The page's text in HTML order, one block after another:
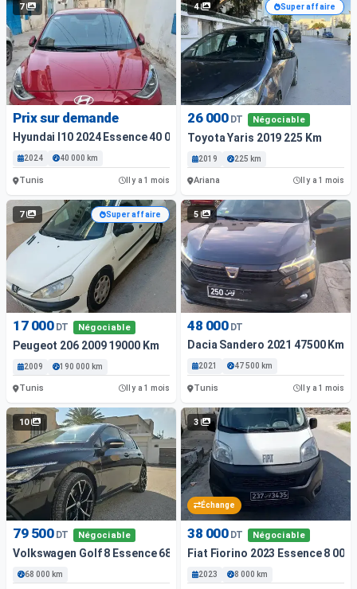
7
Prix sur demande
Hyundai I10 2024 Essence 40 000 Km
2024 40 000 km
Tunis Il y a 1 mois
4 Super affaire
26 000 DT Négociable
Toyota Yaris 2019 225 Km
2019 225 km
Ariana Il y a 1 mois
7 Super affaire
17 000 DT Négociable
Peugeot 206 2009 19000 Km
2009 190 000 km
Tunis Il y a 1 mois
5
48 000 DT
Dacia Sandero 2021 47500 Km
2021 47 500 km
Tunis Il y a 1 mois
10
79 500 DT Négociable
Volkswagen Golf 8 Essence 68 000 Km
68 000 km
3
Échange
38 000 DT Négociable
Fiat Fiorino 2023 Essence 8 000
2023 8 000 km